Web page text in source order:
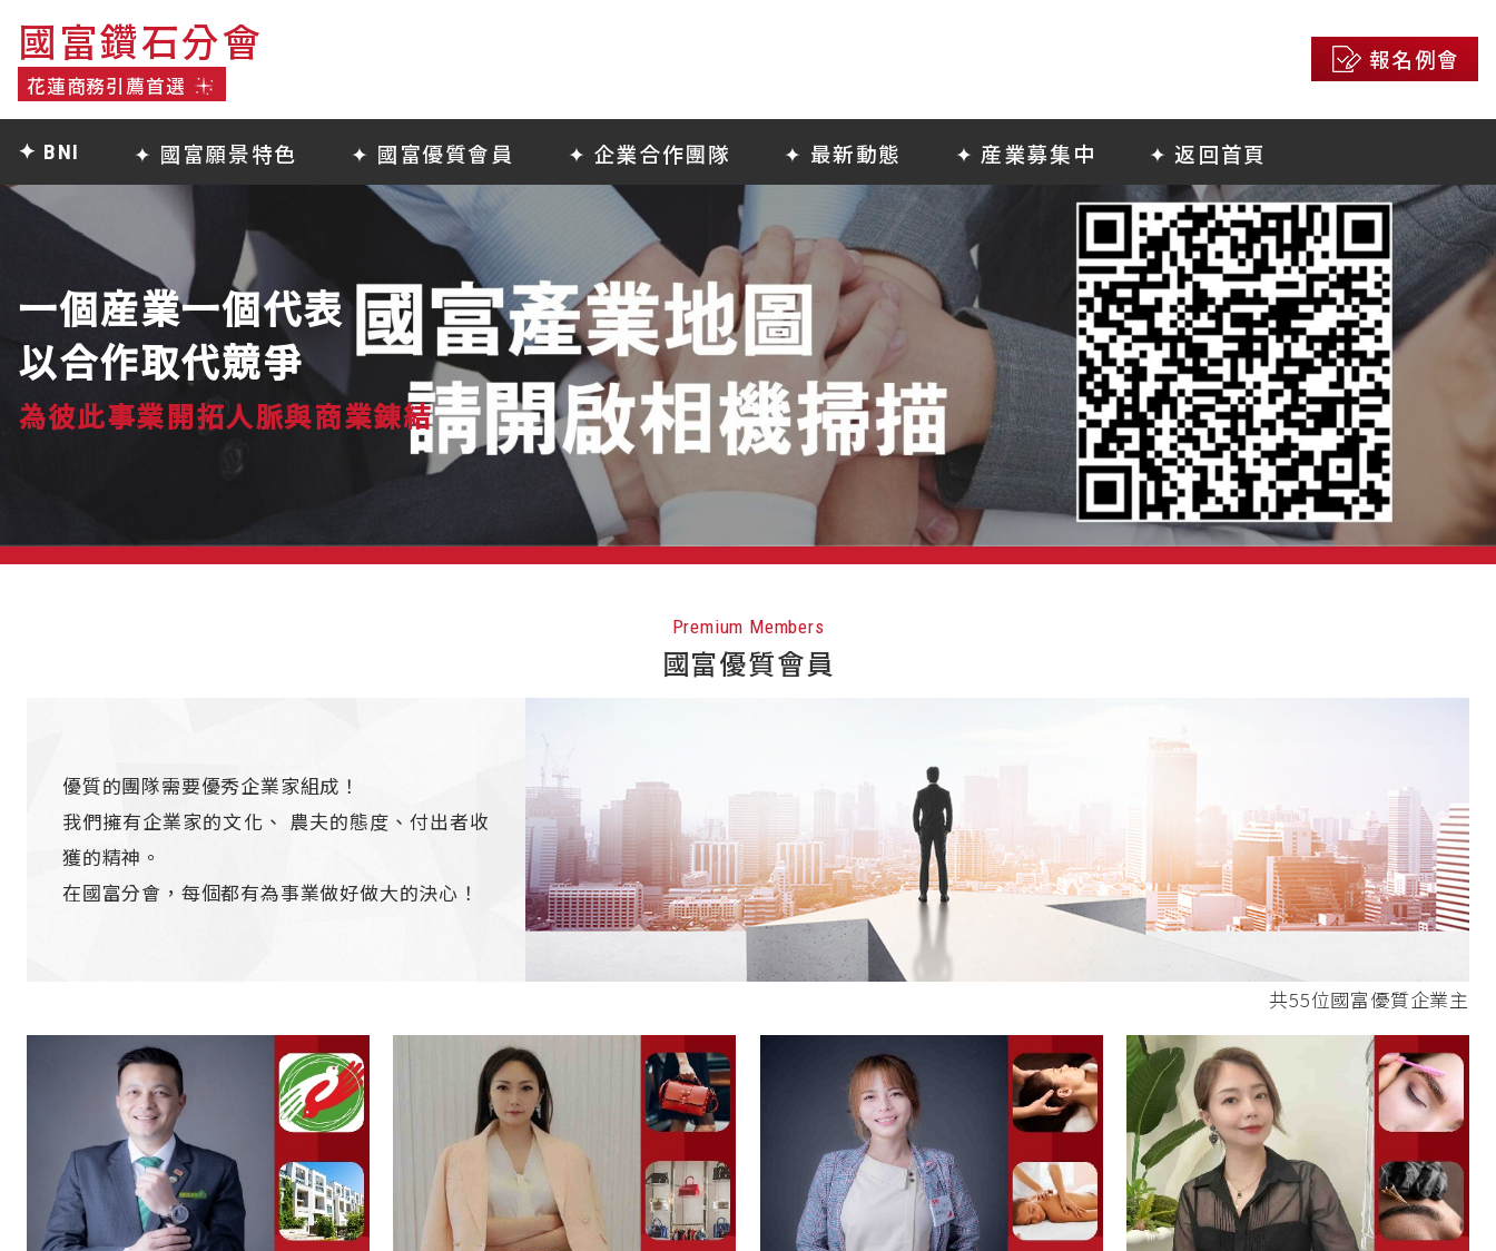
國富鑽石分會
花蓮商務引薦首選
一個産業一個代表
以合作取代競爭
為彼此事業開拓人脈與商業錬結
Premium Members
國富優質會員
優質的團隊需要優秀企業家組成！
我們擁有企業家的文化、 農夫的態度、付出者收
獲的精神。
在國富分會，每個都有為事業做好做大的決心！
共55位國富優質企業主
國富鑽石分會
花蓮商務引薦首選
報名例會
✦ BNI ✦ 國富願景特色 ✦ 國富優質會員 ✦ 企業合作團隊 ✦ 最新動態 ✦ 産業募集中 ✦ 返回首頁